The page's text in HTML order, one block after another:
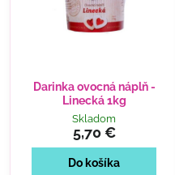
Darinka ovocná náplň -
Linecká 1kg
Skladom
5,70 €
Do košíka